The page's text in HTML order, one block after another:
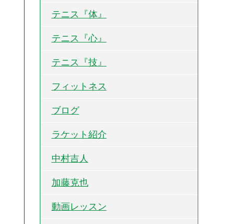
テニス『体』
テニス『心』
テニス『技』
フィットネス
ブログ
ラケット紹介
中村吉人
加藤克也
動画レッスン